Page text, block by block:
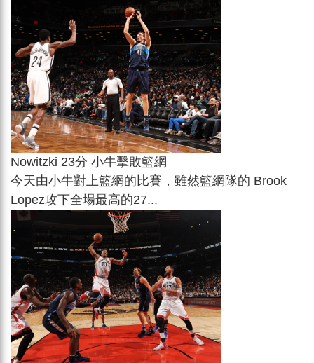
Nowitzki 23分 小牛擊敗籃網
今天由小牛對上籃網的比賽，雖然籃網隊的 Brook
Lopez攻下全場最高的27...